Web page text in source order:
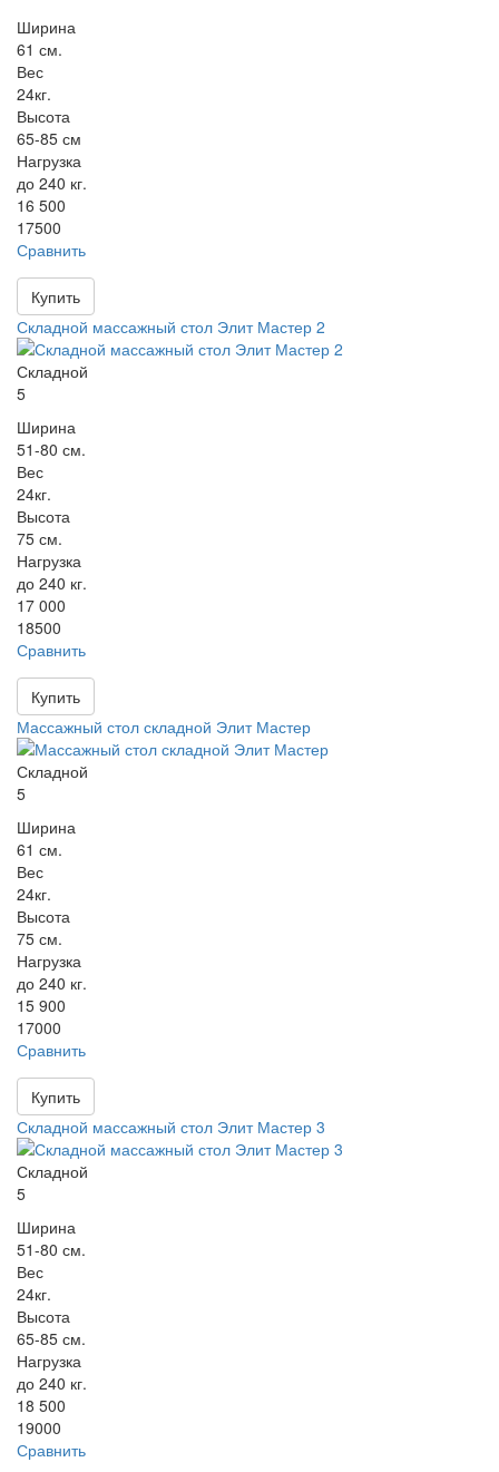
Ширина
61 см.
Вес
24кг.
Высота
65-85 см
Нагрузка
до 240 кг.
16 500
17500
Сравнить
Купить
Складной массажный стол Элит Мастер 2
Складной
5
Ширина
51-80 см.
Вес
24кг.
Высота
75 см.
Нагрузка
до 240 кг.
17 000
18500
Сравнить
Купить
Массажный стол складной Элит Мастер
Складной
5
Ширина
61 см.
Вес
24кг.
Высота
75 см.
Нагрузка
до 240 кг.
15 900
17000
Сравнить
Купить
Складной массажный стол Элит Мастер 3
Складной
5
Ширина
51-80 см.
Вес
24кг.
Высота
65-85 см.
Нагрузка
до 240 кг.
18 500
19000
Сравнить